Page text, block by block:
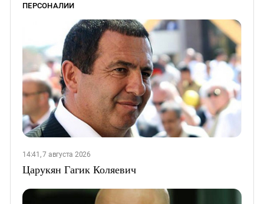
ПЕРСОНАЛИИ
14:41, 7 августа 2026
Царукян Гагик Коляевич